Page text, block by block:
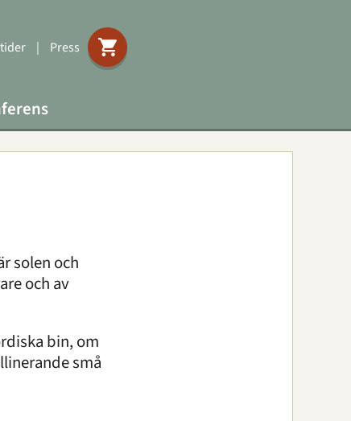
| Press
solen och
och av
bin, om
små